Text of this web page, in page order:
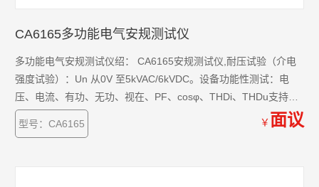
CA6165多功能电气安规测试仪
多功能电气安规测试仪绍： CA6165安规测试仪,耐压试验（介电
强度试验）：Un 从0V 至5kVAC/6kVDC。设备功能性测试：电
压、电流、有功、无功、视在、PF、cosφ、THDi、THDu支持
32G存储，具有RS232、以太网、蓝牙USB等通讯接口。
型号：CA6165
￥ 面议